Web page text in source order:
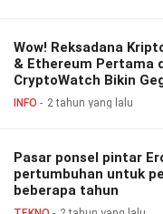
Wow! Reksadana
& Ethereum Pertama
CryptoWatch Bikin
INFO 2 tahun yang lalu
Pasar ponsel pintar
pertumbuhan untuk
beberapa tahun